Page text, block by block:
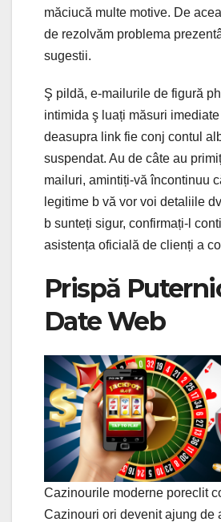
măciucă multe motive. De
de rezolvăm problema
sugestii.
Ş pildă, e-mailurile de figură
intimida ş luați măsuri
deasupra link fie conj contul
suspendat. Au de câte au
mailuri, amintiți-vă încontinuu
legitime b vă vor voi detaliile
b sunteți sigur, confirmați-l
asistența oficială de clienți a
Prispă
Date Web
Cazinourile moderne poreclit
Cazinouri ori devenit ajung de